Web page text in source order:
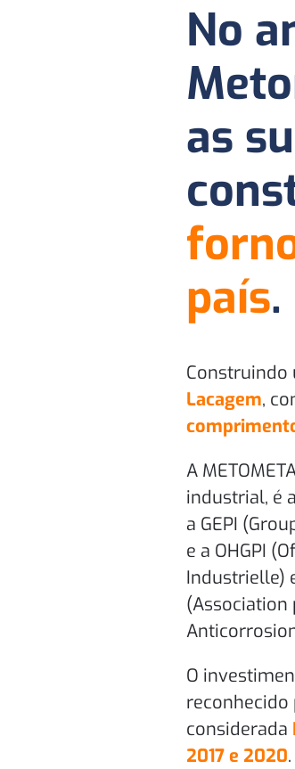
No
as
país.
Construindo
Lacagem,
A
industrial, é
a GEPI
e a OHGPI
Industrielle)
(Association
O
reconhecido
considerada
2017 e 2020.